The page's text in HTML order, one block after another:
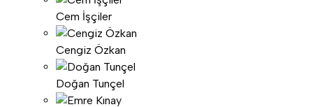
Cem İşçiler
Cengiz Özkan
Doğan Tunçel